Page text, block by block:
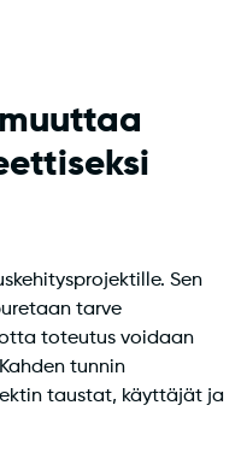
Sen
tarve
toteutus voidaan
tunnin
taustat, käyttäjät ja